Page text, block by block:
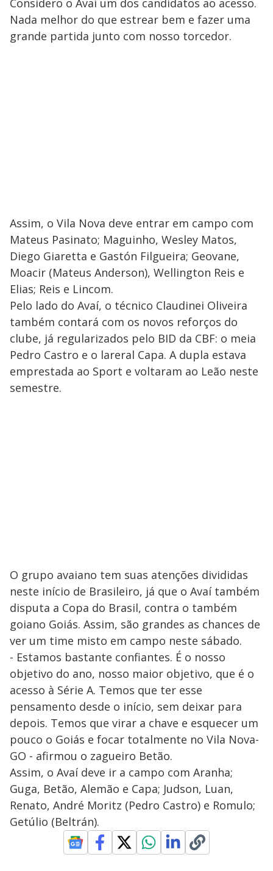
Considero o Avaí um dos candidatos ao acesso.
Nada melhor do que estrear bem e fazer uma
grande partida junto com nosso torcedor.
Assim, o Vila Nova deve entrar em campo com
Mateus Pasinato; Maguinho, Wesley Matos,
Diego Giaretta e Gastón Filgueira; Geovane,
Moacir (Mateus Anderson), Wellington Reis e
Elias; Reis e Lincom.
Pelo lado do Avaí, o técnico Claudinei Oliveira
também contará com os novos reforços do
clube, já regularizados pelo BID da CBF: o meia
Pedro Castro e o lareral Capa. A dupla estava
emprestada ao Sport e voltaram ao Leão neste
semestre.
O grupo avaiano tem suas atenções divididas
neste início de Brasileiro, já que o Avaí também
disputa a Copa do Brasil, contra o também
goiano Goiás. Assim, são grandes as chances de
ver um time misto em campo neste sábado.
- Estamos bastante confiantes. É o nosso
objetivo do ano, nosso maior objetivo, que é o
acesso à Série A. Temos que ter esse
pensamento desde o início, sem deixar para
depois. Temos que virar a chave e esquecer um
pouco o Goiás e focar totalmente no Vila Nova-
GO - afirmou o zagueiro Betão.
Assim, o Avaí deve ir a campo com Aranha;
Guga, Betão, Alemão e Capa; Judson, Luan,
Renato, André Moritz (Pedro Castro) e Romulo;
Getúlio (Beltrán).